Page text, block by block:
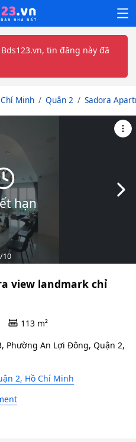
tin đăng này đã
Minh Quận 2 Sadora
hạn
/10
view landmark chỉ
113 m²
Phường An Lợi Đông, Quận 2,
2, Hồ Chí Minh